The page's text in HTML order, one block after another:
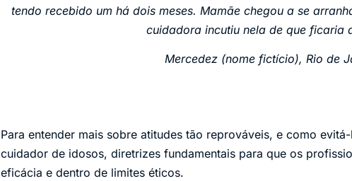
tendo recebido um há dois meses. Mamãe chegou a se
cuidadora incutiu nela de que ficaria
Mercedez (nome fictício), Rio de
Para entender mais sobre atitudes tão reprováveis, e como
cuidador de idosos, diretrizes fundamentais para que os
eficácia e dentro de limites éticos.